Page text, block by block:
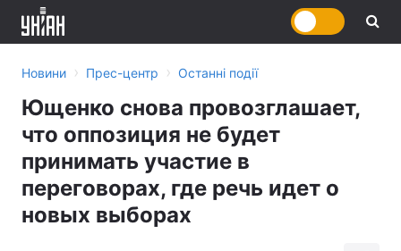
Новини › Прес-центр › Останні події
Ющенко снова провозглашает,
что оппозиция не будет
принимать участие в
переговорах, где речь идет о
новых выборах